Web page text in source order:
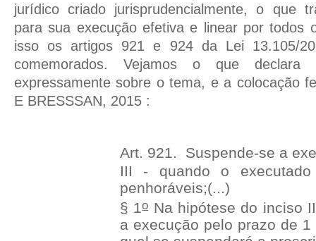
jurídico criado jurisprudencialmente, o que
para sua execução efetiva e linear por todos
isso os artigos 921 e 924 da Lei 13.105/
comemorados. Vejamos o que declara
expressamente sobre o tema, e a colocação
E BRESSSAN, 2015 :
Art. 921. Suspende-se a
III - quando o
penhoráveis;(...)
§ 1oNa hipótese do inciso
a execução pelo prazo de